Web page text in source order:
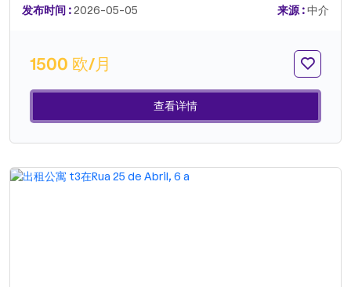
发布时间 :2026-05-05 来源 :中介
1500 欧/月
查看详情